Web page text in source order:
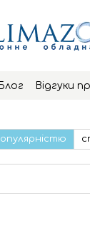
Блог Відгуки